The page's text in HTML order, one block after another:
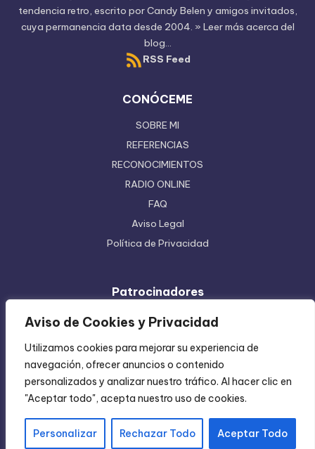
Aviso de Cookies y Privacidad
Utilizamos cookies para mejorar su experiencia de
navegación, ofrecer anuncios o contenido
personalizados y analizar nuestro tráfico. Al hacer clic en
"Aceptar todo", acepta nuestro uso de cookies.
Personalizar Rechazar Todo Aceptar Todo
tendencia retro, escrito porCandy Belen y amigos invitados,
cuya permanencia data desde 2004. » Leer más acerca del
blog...
RSS Feed
CONÓCEME
SOBRE MI
REFERENCIAS
RECONOCIMIENTOS
RADIO ONLINE
FAQ
Aviso Legal
Política de Privacidad
Patrocinadores
Ferretera Centenario de Monterrey
Inyección de Plástico
Mundo Impreso
Directorio de Coatzintla
Copyright 2004-2026 —Chica Regia . All rights reserved.